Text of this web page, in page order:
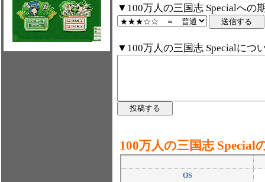
▼100万人の三国志 Specialへの
▼100万人の三国志 Specialにつ
100万人の三国志 Special
OS